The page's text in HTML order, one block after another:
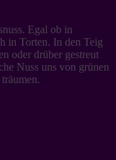
Egal ob in
in Torten. In den Teig
oder drüber gestreut
Nuss uns von grünen